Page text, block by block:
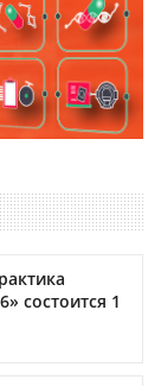
состоится 1